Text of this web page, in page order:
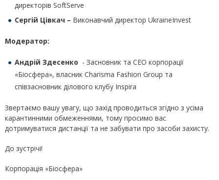
директорів SoftServe
Сергій Цівкач – Виконавчий директор UkraineInvest
Модератор:
Андрій Здесенко - Засновник та СЕО корпорації
«Біосфера», власник Charisma Fashion Group та
співзасновник ділового клубу Inspira
Звертаємо вашу увагу, що захід проводиться згідно з усіма
карантинними обмеженнями, тому просимо вас
дотримуватися дистанції та не забувати про засоби захисту.
До зустрічі!
Корпорація «Біосфера»